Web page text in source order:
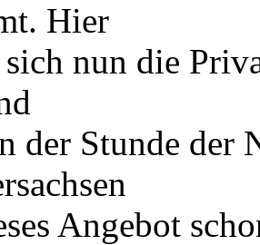
Hier
sich nun die
der Stunde der
Angebot